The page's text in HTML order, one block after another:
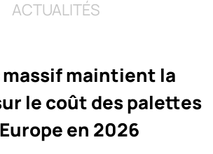
ACTUALITÉS
massif maintient la
le coût des palettes
en 2026